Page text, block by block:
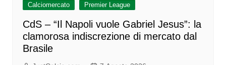
Calciomercato Premier League
CdS – “Il Napoli vuole Gabriel Jesus”: la
clamorosa indiscrezione di mercato dal
Brasile